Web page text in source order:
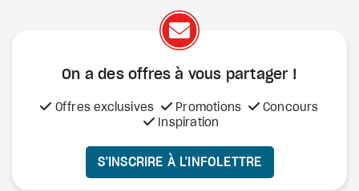
On a des offres à vous partager !
Offres exclusives Promotions
Concours
Inspiration
S’INSCRIRE À L’INFOLETTRE